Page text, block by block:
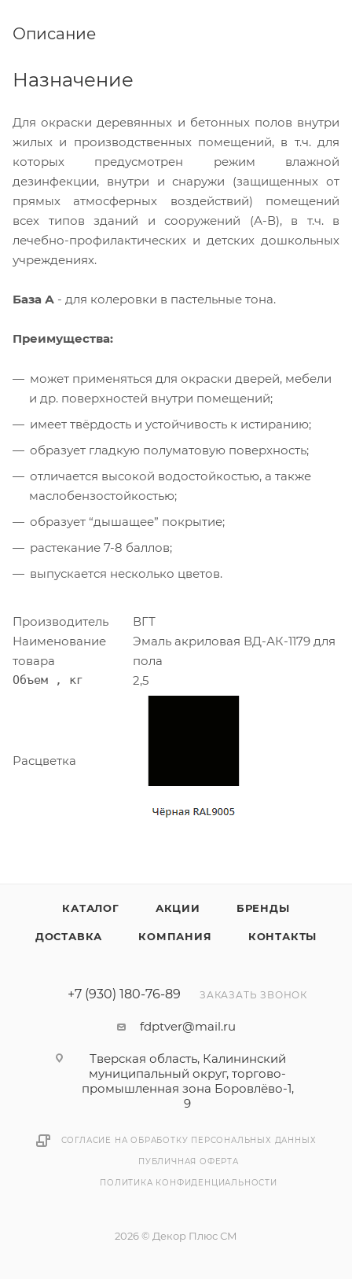
Описание
Назначение
Для окраски деревянных и бетонных полов внутри
жилых и производственных помещений, в т.ч. для
которых предусмотрен режим влажной
дезинфекции, внутри и снаружи (защищенных от
прямых атмосферных воздействий) помещений
всех типов зданий и сооружений (А-В), в т.ч. в
лечебно-профилактических и детских дошкольных
учреждениях.
База А - для колеровки в пастельные тона.
Преимущества:
может применяться для окраски дверей, мебели
и др. поверхностей внутри помещений;
имеет твёрдость и устойчивость к истиранию;
образует гладкую полуматовую поверхность;
отличается высокой водостойкостью, а также
маслобензостойкостью;
образует “дышащее” покрытие;
растекание 7-8 баллов;
выпускается несколько цветов.
Производитель
ВГТ
Наименование
товара
Эмаль акриловая ВД-АК-1179 для
пола
Объем , кг 2,5
Расцветка
КАТАЛОГ АКЦИИ БРЕНДЫ
ДОСТАВКА КОМПАНИЯ КОНТАКТЫ
+7 (930) 180-76-89 ЗАКАЗАТЬ ЗВОНОК
fdptver@mail.ru
Тверская область, Калининский
муниципальный округ, торгово-
промышленная зона Боровлёво-1,
9
СОГЛАСИЕ НА ОБРАБОТКУ ПЕРСОНАЛЬНЫХ ДАННЫХ
ПУБЛИЧНАЯ ОФЕРТА
ПОЛИТИКА КОНФИДЕНЦИАЛЬНОСТИ
2026 © Декор Плюс СМ